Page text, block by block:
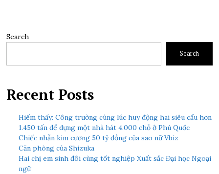
Search
Search
Recent Posts
Hiếm thấy: Công trường cùng lúc huy động hai siêu cẩu hơn
1.450 tấn để dựng một nhà hát 4.000 chỗ ở Phú Quốc
Chiếc nhẫn kim cương 50 tỷ đồng của sao nữ Vbiz
Căn phòng của Shizuka
Hai chị em sinh đôi cùng tốt nghiệp Xuất sắc Đại học Ngoại
ngữ